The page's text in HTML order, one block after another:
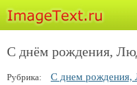
С днём рождения,
Рубрика: С днем рождения,